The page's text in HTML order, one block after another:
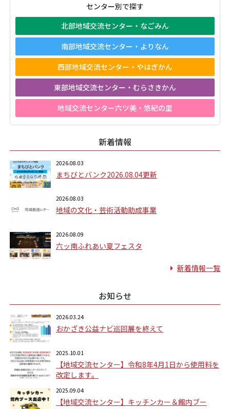
センター別で探す
北部地域交流センター・なごみん
南部地域交流センター・よりなん
西部地域交流センター・やはぎかん
東部地域交流センター・むらさきかん
地域交流センター六ツ美・悠紀の里
新着情報
2026.08.03
まちびとバンク2026.08.04更新
2026.08.03
地域の文化・芸術活動助成事業
2026.08.09
六ッ南ふれあい夏フェスタ
新着情報一覧
お知らせ
2026.03.24
おかざき公益ナビ巡回展を終えて
2025.10.01
【地域交流センター】令和8年4月1日から使用料を
改定します。
2025.09.04
【地域交流センター】キッチンカー＆館内ブー